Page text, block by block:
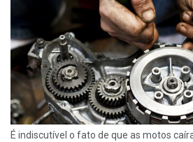
É indiscutível o fato de que as motos